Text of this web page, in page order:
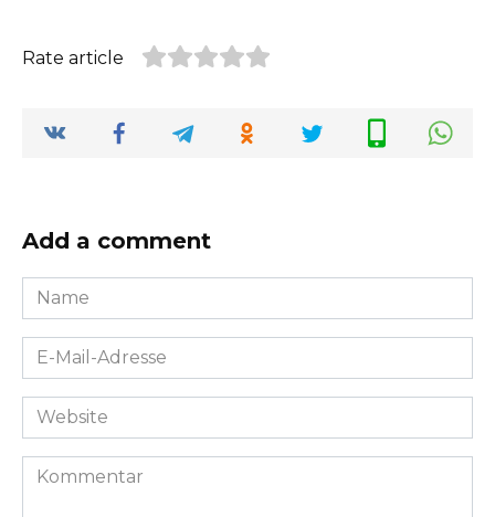
Rate article
Add a comment
Name
*
E-
Mail-
Adresse
Website
Kommentar